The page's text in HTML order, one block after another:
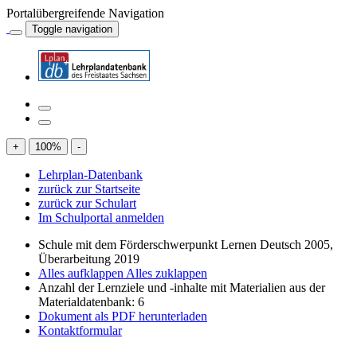
Portalübergreifende Navigation
Toggle navigation
+ 100% -
Lehrplan-Datenbank
zurück zur Startseite
zurück zur Schulart
Im Schulportal anmelden
Schule mit dem Förderschwerpunkt Lernen Deutsch 2005,
Überarbeitung 2019
Alles aufklappen Alles zuklappen
Anzahl der Lernziele und -inhalte mit Materialien aus der
Materialdatenbank: 6
Dokument als PDF herunterladen
Kontaktformular